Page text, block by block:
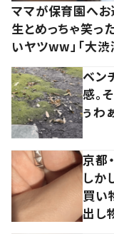
ママが保育園へ
生とめっちゃ笑っ
いヤツww」「大渋
ベン
感。
ぅわ
京都
しか
買い
出し